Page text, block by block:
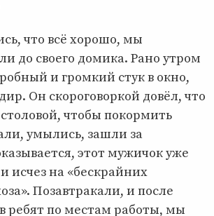
что всё хорошо, мы
до своего домика. Рано утром
и громкий стук в окно,
Он скороговоркой довёл, что
чтобы покормить
умылись, зашли за
этот мужичок уже
исчез на «бескрайних
Позавтракали, и после
ребят по местам работы, мы